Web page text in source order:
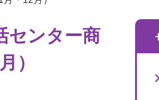
センター商
）